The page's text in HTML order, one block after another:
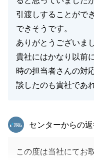
引渡しすることがで
できそうです。
ありがとうございま
貴社にはかなり以前
時の担当者さんの対
談したのも貴社であ
東急リバブル
センターからの
この度は当社にてお